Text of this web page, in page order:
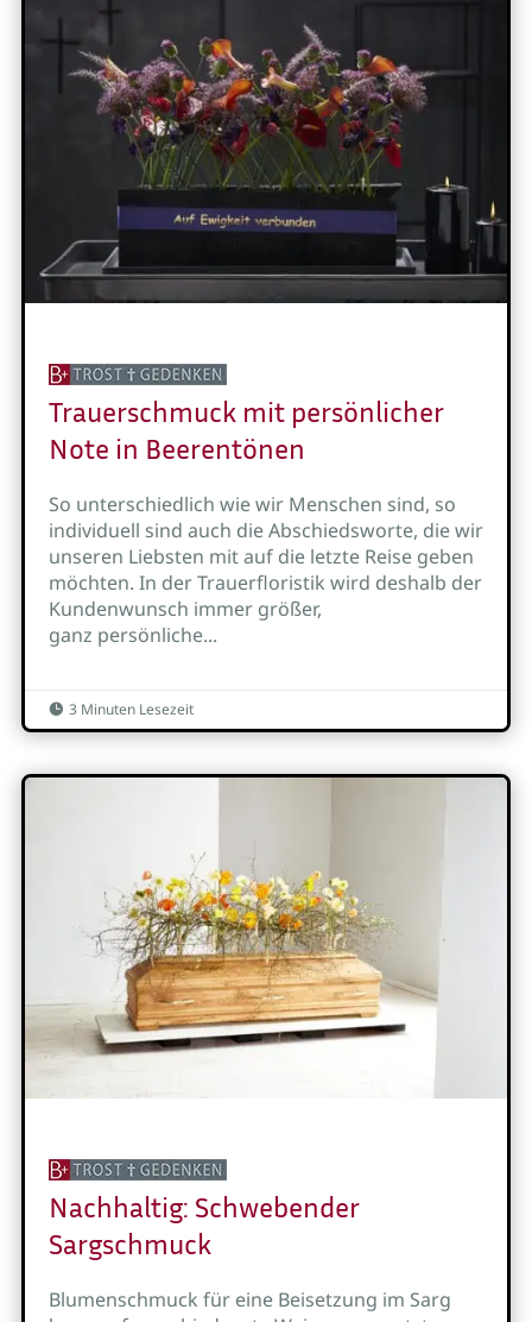
Trauerschmuck mit persönlicher
Note in Beerentönen
So unterschiedlich wie wir Menschen sind, so
individuell sind auch die Abschiedsworte, die wir
unseren Liebsten mit auf die letzte Reise geben
möchten. In der Trauerfloristik wird deshalb der
Kundenwunsch immer größer,
ganz persönliche...
 3 Minuten Lesezeit
Nachhaltig: Schwebender
Sargschmuck
Blumenschmuck für eine Beisetzung im Sarg